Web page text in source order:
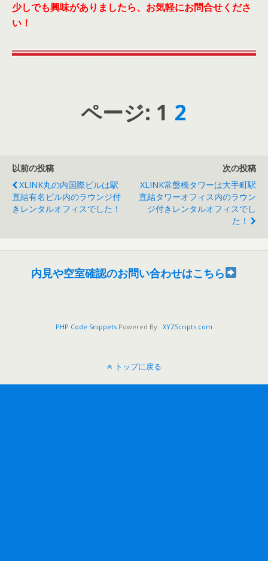
少しでも興味がありましたら、お気軽にお問合せくださ
い！
ページ: 1 2
以前の投稿
XLINK丸の内国際ビルは駅
直結有名ビル内のラウンジ付
きレンタルオフィスでした！
次の投稿
XLINK常盤橋タワーは大手町駅
直結タワーオフィス内のラウン
ジ付きレンタルオフィスでし
た！
内見や空室確認のお問い合わせはこちら
PHP Code Snippets Powered By : XYZScripts.com
トップに戻る